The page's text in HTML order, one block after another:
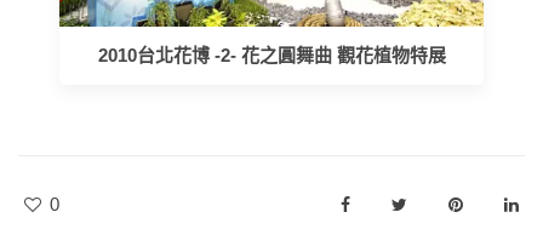
2010台北花博 -2- 花之圓舞曲 觀花植物特展
0